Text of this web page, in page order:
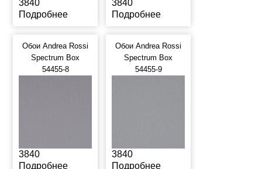
3840
Подробнее
3840
Подробнее
Обои Andrea Rossi
Spectrum Box
54455-8
3840
Подробнее
Обои Andrea Rossi
Spectrum Box
54455-9
3840
Подробнее